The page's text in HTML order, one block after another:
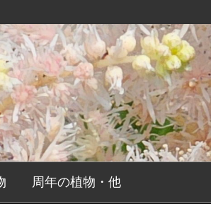
周年の植物・他